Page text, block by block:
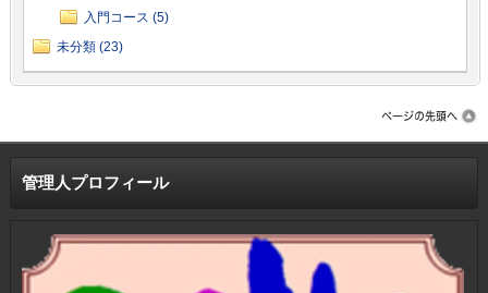
入門コース (5)
未分類 (23)
管理人プロフィール